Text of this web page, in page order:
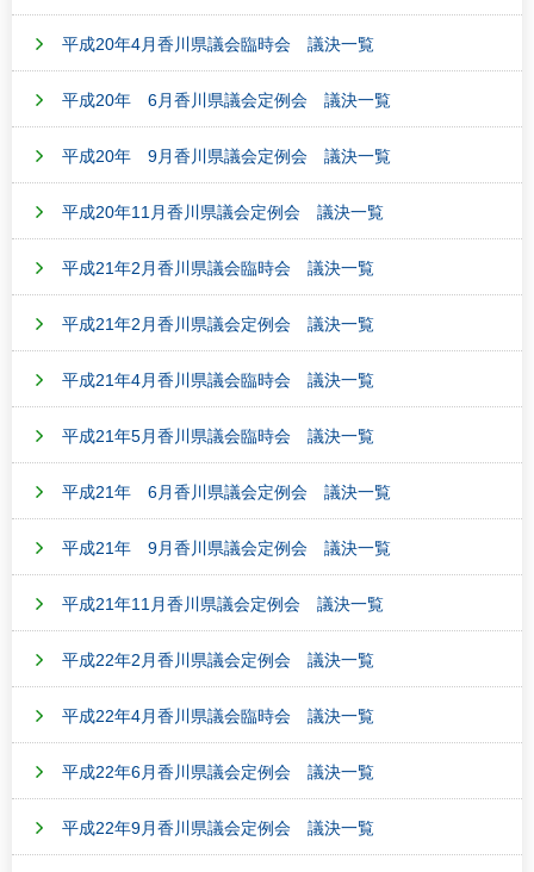
平成20年4月香川県議会臨時会 議決一覧
平成20年 6月香川県議会定例会 議決一覧
平成20年 9月香川県議会定例会 議決一覧
平成20年11月香川県議会定例会 議決一覧
平成21年2月香川県議会臨時会 議決一覧
平成21年2月香川県議会定例会 議決一覧
平成21年4月香川県議会臨時会 議決一覧
平成21年5月香川県議会臨時会 議決一覧
平成21年 6月香川県議会定例会 議決一覧
平成21年 9月香川県議会定例会 議決一覧
平成21年11月香川県議会定例会 議決一覧
平成22年2月香川県議会定例会 議決一覧
平成22年4月香川県議会臨時会 議決一覧
平成22年6月香川県議会定例会 議決一覧
平成22年9月香川県議会定例会 議決一覧